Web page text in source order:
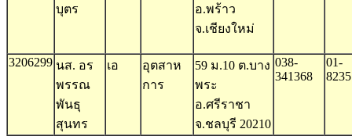
บุตร
อ.พร้าว
จ.เชียงใหม่
3206299 นส. อร
พรรณ
พันธุ
สุนทร
เอ
อุตสาห
การ
59 ม.10 ต.บาง
พระ
อ.ศรีราชา
จ.ชลบุรี 20210
038-
341368
01-